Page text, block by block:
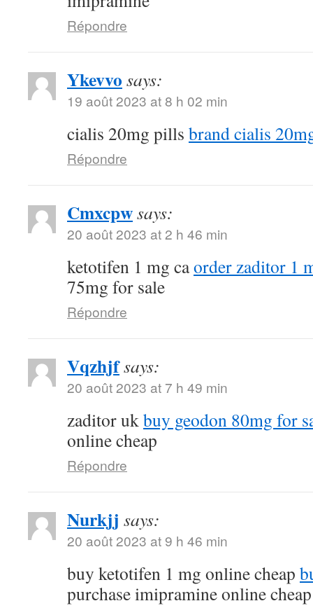
Répondre
Ykevvo says:
19 août 2023 at 8 h 02 min
cialis 20mg pills brand cialis
Répondre
Cmxcpwsays:
20 août 2023 at 2 h 46 min
ketotifen 1 mg caorder zaditor 1
75mg for sale
Répondre
Vqzhjfsays:
20 août 2023 at 7 h 49 min
zaditor ukbuy geodon 80mg for
online cheap
Répondre
Nurkjj says:
20 août 2023 at 9 h 46 min
buy ketotifen 1 mg online cheap
purchase imipramine online cheap